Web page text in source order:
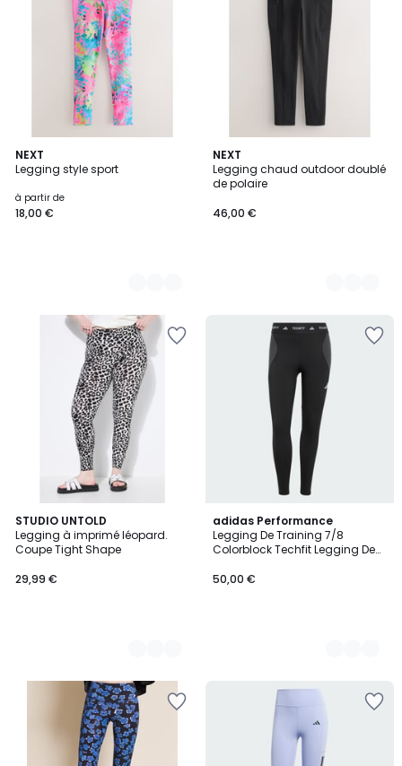
NEXT
Legging style sport
à partir de
18,00 €
2
Couleurs
NEXT
Legging chaud outdoor doublé
de polaire
46,00 €
3
Couleurs
STUDIO UNTOLD
Legging à imprimé léopard.
Coupe Tight Shape
29,99 €
2
Couleurs
adidas Performance
Legging De Training 7/8
Colorblock Techfit Legging De
50,00 €
2
Couleurs